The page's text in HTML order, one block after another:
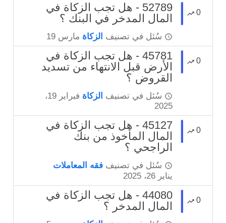
0
52789 - هل تجب الزكاة في
المال المدخر في البنك ؟
سُئل في تصنيف الزكاة مارس 19
0
45781 - هل تجب الزكاة في
الأرض قبل الانتهاء من تسديد
القروض ؟
سُئل في تصنيف الزكاة
فبراير 19،
2025
0
45127 - هل تجب الزكاة في
المال المأخوذ من بنك
الراجحي ؟
سُئل في تصنيففقه المعاملات
يناير 26، 2025
0
44080 - هل تجب الزكاة في
المال المدخر ؟